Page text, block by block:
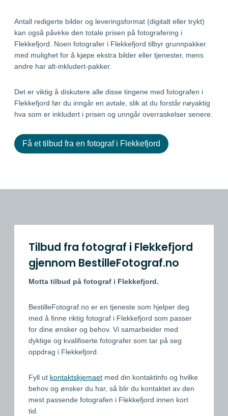
Antall redigerte bilder og leveringsformat (digitalt eller trykt)
kan også påvirke den totale prisen på fotografering i
Flekkefjord. Noen fotografer i Flekkefjord tilbyr grunnpakker
med mulighet for å kjøpe ekstra bilder eller tjenester, mens
andre har alt-inkludert-pakker.
Det er viktig å diskutere alle disse tingene med fotografen i
Flekkefjord før du inngår en avtale, slik at du forstår nøyaktig
hva som er inkludert i prisen og unngår overraskelser senere.
Få et tilbud fra en fotograf i Flekkefjord
Tilbud fra fotograf i Flekkefjord
gjennom BestilleFotograf.no
Motta tilbud på fotograf i Flekkefjord.
BestilleFotograf.no er en tjeneste som hjelper deg
med å finne riktig fotograf i Flekkefjord som passer
for dine ønsker og behov. Vi samarbeider med
dyktige og kvalifiserte fotografer som tar på seg
oppdrag i Flekkefjord.
Fyll ut kontaktskjemaet med din kontaktinfo og hvilke
behov og ønsker du har, så blir du kontaktet av den
mest passende fotografen i Flekkefjord innen kort
tid.